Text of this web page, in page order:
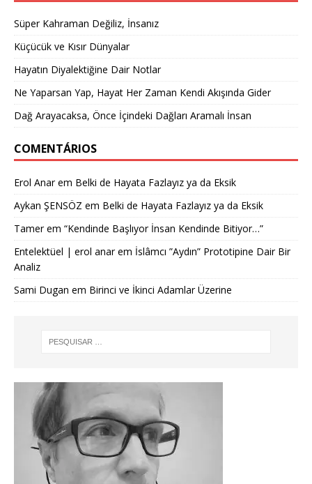
Süper Kahraman Değiliz, İnsanız
Küçücük ve Kısır Dünyalar
Hayatın Diyalektiğine Dair Notlar
Ne Yaparsan Yap, Hayat Her Zaman Kendi Akışında Gider
Dağ Arayacaksa, Önce İçindeki Dağları Aramalı İnsan
COMENTÁRIOS
Erol Anarem Belki de Hayata Fazlayız ya da Eksik
Aykan ŞENSÖZ em Belki de Hayata Fazlayız ya da Eksik
Tamerem “Kendinde Başlıyor İnsan Kendinde Bitiyor…”
Entelektüel | erol anarem İslâmcı ”Aydın” Prototipine Dair Bir
Analiz
Sami Dugan em Birinci ve İkinci Adamlar Üzerine